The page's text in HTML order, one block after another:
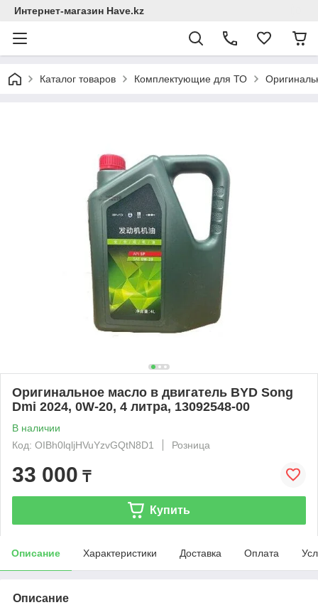
Интернет-магазин Have.kz
Каталог товаров Комплектующие для ТО
Оригинальное масло в двигатель BYD Song
Dmi 2024, 0W-20, 4 литра, 13092548-00
В наличии
Код: OIBh0lqljHVuYzvGQtN8D1
Розница
33 000 ₸
Купить
Описание Характеристики Доставка Оплата
Описание